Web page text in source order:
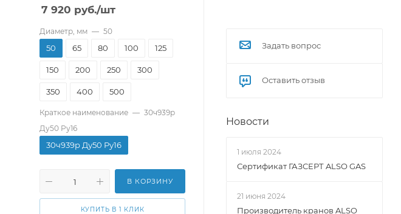
7 920 руб./шт
Диаметр, мм — 50
50 65 80 100 125
150 200 250 300
350 400 500
Краткое наименование — 30ч939р
Ду50 Pу16
30ч939р Ду50 Pу16
В КОРЗИНУ
КУПИТЬ В 1 КЛИК
Задать вопрос
Оставить отзыв
Новости
1 июля 2024
Сертификат ГАЗСЕРТ ALSO GAS
21 июня 2024
Производитель кранов ALSO